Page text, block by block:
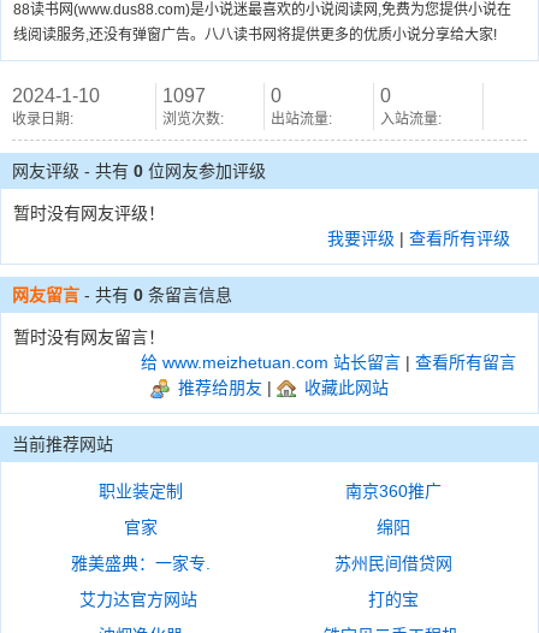
88读书网(www.dus88.com)是小说迷最喜欢的小说阅读网,免费为您提供小说在
线阅读服务,还没有弹窗广告。八八读书网将提供更多的优质小说分享给大家!
2024-1-10
收录日期:
1097
浏览次数:
0
出站流量:
0
入站流量:
网友评级 - 共有 0 位网友参加评级
暂时没有网友评级！
我要评级 | 查看所有评级
网友留言 - 共有 0 条留言信息
暂时没有网友留言！
给 www.meizhetuan.com 站长留言 | 查看所有留言
推荐给朋友 | 收藏此网站
当前推荐网站
职业装定制
南京360推广
官家
绵阳
雅美盛典：一家专.
苏州民间借贷网
艾力达官方网站
打的宝